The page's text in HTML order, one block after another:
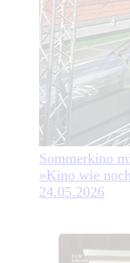
Sommerkino
»Kino wie
24.05.2026